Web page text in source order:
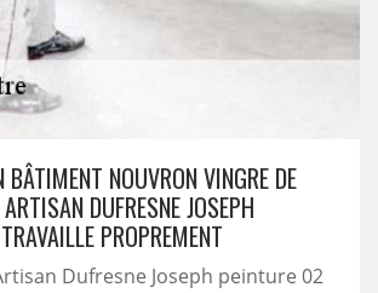
BÂTIMENT NOUVRON VINGRE DE
ARTISAN DUFRESNE JOSEPH
PROPREMENT
Dufresne Joseph peinture 02